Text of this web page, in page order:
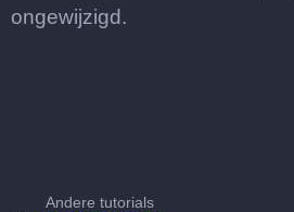
ongewijzigd.
Andere tutorials